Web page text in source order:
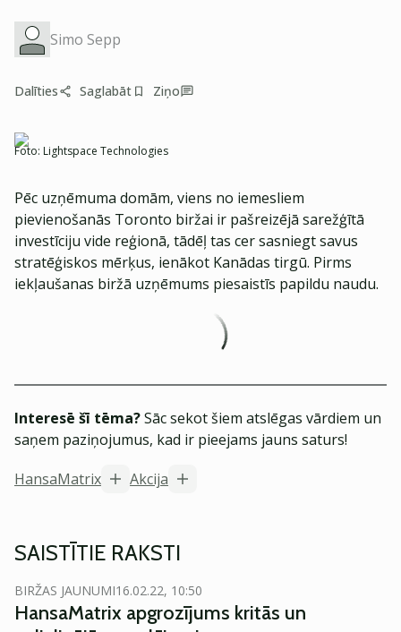
Simo Sepp
Dalīties Saglabāt Ziņo
Foto: Lightspace Technologies
Pēc uzņēmuma domām, viens no iemesliem
pievienošanās Toronto biržai ir pašreizējā sarežģītā
investīciju vide reģionā, tādēļ tas cer sasniegt savus
stratēģiskos mērķus, ienākot Kanādas tirgū. Pirms
iekļaušanas biržā uzņēmums piesaistīs papildu naudu.
Interesē šī tēma?Sāc sekot šiem atslēgas vārdiem un
saņem paziņojumus, kad ir pieejams jauns saturs!
HansaMatrix
Akcija
SAISTĪTIE RAKSTI
BIRŽAS JAUNUMI16.02.22, 10:50
HansaMatrix apgrozījums kritās un